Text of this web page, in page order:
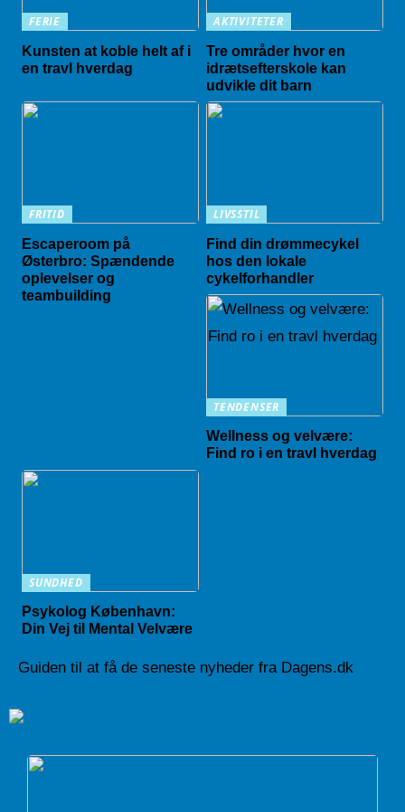
FERIE
Kunsten at koble helt af i
en travl hverdag
AKTIVITETER
Tre områder hvor en
idrætsefterskole kan
udvikle dit barn
FRITID
Escaperoom på
Østerbro: Spændende
oplevelser og
teambuilding
LIVSSTIL
Find din drømmecykel
hos den lokale
cykelforhandler
TENDENSER
Wellness og velvære:
Find ro i en travl hverdag
SUNDHED
Psykolog København:
Din Vej til Mental Velvære
Guiden til at få de seneste nyheder fra Dagens.dk